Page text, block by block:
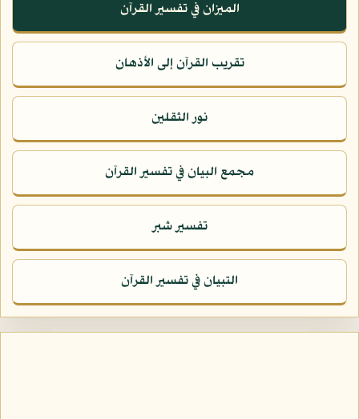
الميزان في تفسير القرآن
تقريب القرآن إلى الأذهان
نور الثقلين
مجمع البيان في تفسير القرآن
تفسير شبر
التبيان في تفسير القرآن